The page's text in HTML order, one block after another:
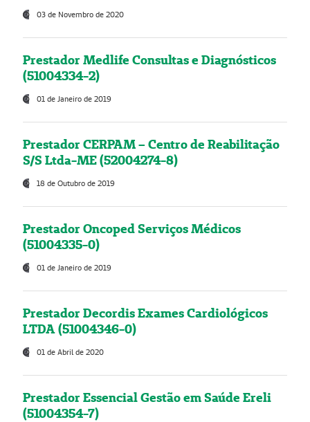
03 de Novembro de 2020
Prestador Medlife Consultas e Diagnósticos
(51004334-2)
01 de Janeiro de 2019
Prestador CERPAM – Centro de Reabilitação
S/S Ltda-ME (52004274-8)
18 de Outubro de 2019
Prestador Oncoped Serviços Médicos
(51004335-0)
01 de Janeiro de 2019
Prestador Decordis Exames Cardiológicos
LTDA (51004346-0)
01 de Abril de 2020
Prestador Essencial Gestão em Saúde Ereli
(51004354-7)